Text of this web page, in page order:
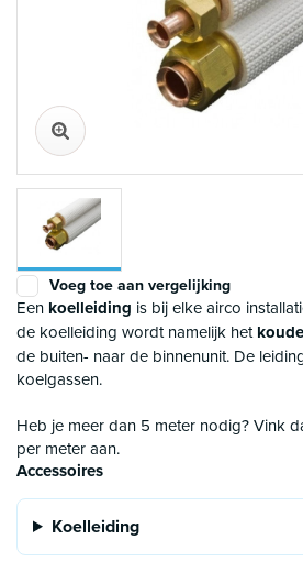
Voeg toe aan vergelijking
Een koelleiding is bij elke airco
de koelleiding wordt namelijk het
de buiten- naar de binnenunit. De
koelgassen.
Heb je meer dan 5 meter nodig? Vink
per meter aan.
Accessoires
Koelleiding